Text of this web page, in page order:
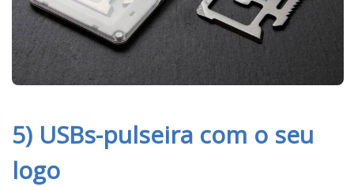
5) USBs-pulseira com o seu
logo